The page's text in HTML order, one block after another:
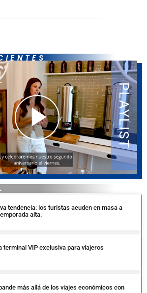
tendencia: los turistas acuden en masa a
alta.
terminal VIP exclusiva para viajeros
más allá de los viajes económicos con